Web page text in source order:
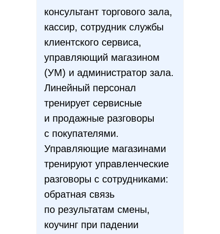
консультант торгового зала,
кассир, сотрудник службы
клиентского сервиса,
управляющий магазином
(УМ) и администратор зала.
Линейный персонал
тренирует сервисные
и продажные разговоры
с покупателями.
Управляющие магазинами
тренируют управленческие
разговоры с сотрудниками:
обратная связь
по результатам смены,
коучинг при падении